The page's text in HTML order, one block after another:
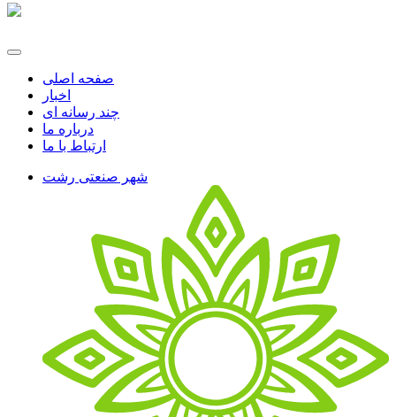
صفحه اصلی
اخبار
چند رسانه ای
درباره ما
ارتباط با ما
شهر صنعتی رشت